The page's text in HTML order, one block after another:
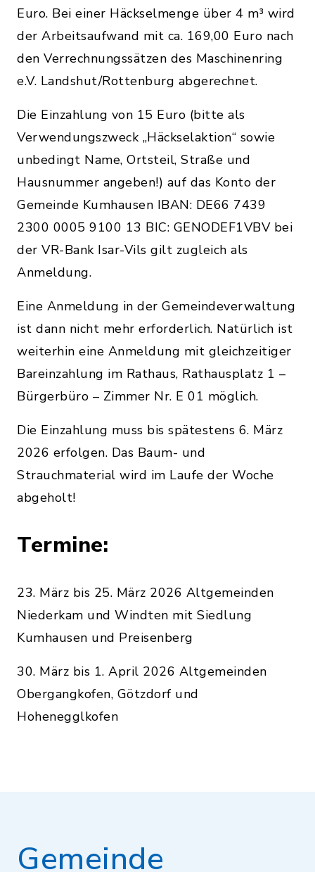
Euro. Bei einer Häckselmenge über 4 m³ wird
der Arbeitsaufwand mit ca. 169,00 Euro nach
den Verrechnungssätzen des Maschinenring
e.V. Landshut/Rottenburg abgerechnet.
Die Einzahlung von 15 Euro (bitte als
Verwendungszweck „Häckselaktion“ sowie
unbedingt Name, Ortsteil, Straße und
Hausnummer angeben!) auf das Konto der
Gemeinde Kumhausen IBAN: DE66 7439
2300 0005 9100 13 BIC: GENODEF1VBV bei
der VR-Bank Isar-Vils gilt zugleich als
Anmeldung.
Eine Anmeldung in der Gemeindeverwaltung
ist dann nicht mehr erforderlich. Natürlich ist
weiterhin eine Anmeldung mit gleichzeitiger
Bareinzahlung im Rathaus, Rathausplatz 1 –
Bürgerbüro – Zimmer Nr. E 01 möglich.
Die Einzahlung muss bis spätestens 6. März
2026 erfolgen. Das Baum- und
Strauchmaterial wird im Laufe der Woche
abgeholt!
Termine:
23. März bis 25. März 2026 Altgemeinden
Niederkam und Windten mit Siedlung
Kumhausen und Preisenberg
30. März bis 1. April 2026 Altgemeinden
Obergangkofen, Götzdorf und
Hohenegglkofen
Gemeinde